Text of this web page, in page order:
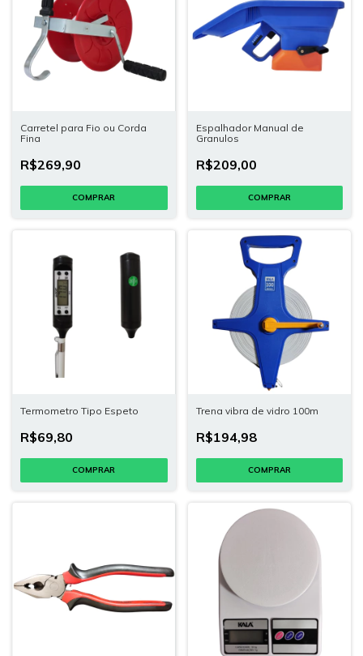
Carretel para Fio ou Corda
Fina
R$269,90
Espalhador Manual de
Granulos
R$209,00
Termometro Tipo Espeto
R$69,80
Trena vibra de vidro 100m
R$194,98